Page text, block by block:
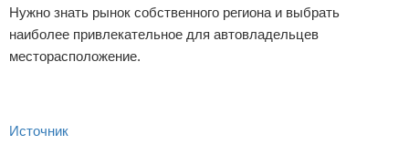
Нужно знать рынок собственного региона и выбрать
наиболее привлекательное для автовладельцев
месторасположение.
Источник